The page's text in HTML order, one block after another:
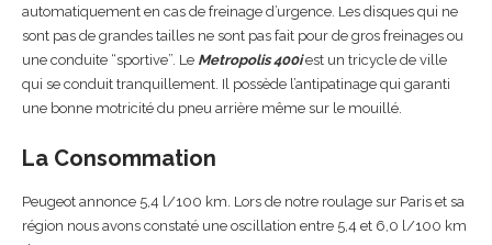
automatiquement en cas de freinage d’urgence. Les disques qui ne
sont pas de grandes tailles ne sont pas fait pour de gros freinages ou
une conduite “sportive”. Le Metropolis 400iest un tricycle de ville
qui se conduit tranquillement. Il possède l’antipatinage qui garanti
une bonne motricité du pneu arrière même sur le mouillé.
La Consommation
Peugeot annonce 5,4 l/100 km. Lors de notre roulage sur Paris et sa
région nous avons constaté une oscillation entre 5,4 et 6,0 l/100 km